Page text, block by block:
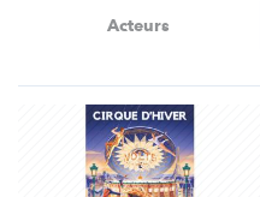
Acteurs